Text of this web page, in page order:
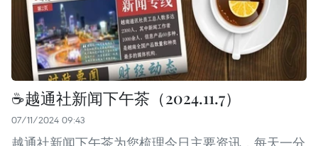
☕️越通社新闻下午茶（2024.11.7）
07/11/2024 09:43